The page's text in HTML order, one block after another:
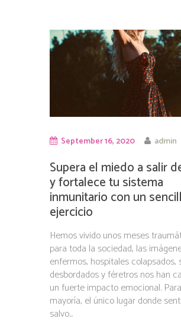
September 16, 2020 admin
Supera el miedo a salir
y fortalece tu sistema
inmunitario con un
ejercicio
Hemos vivido unos meses
para toda la sociedad, las
enfermos, hospitales colapsados,
desbordados y féretros nos han
un fuerte impacto emocional.
mayoría, el único lugar donde
salvo...